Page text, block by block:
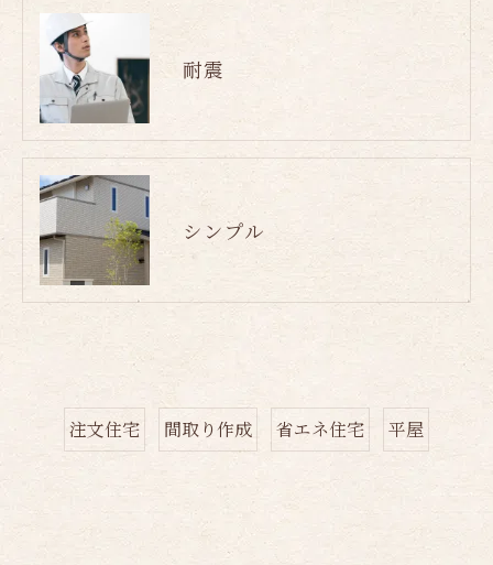
耐震
シンプル
注文住宅 間取り作成 省エネ住宅 平屋